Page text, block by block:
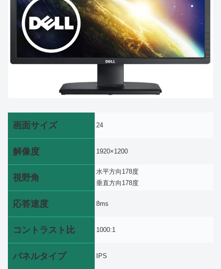
画面サイズ 24
解像度 1920×1200
視野角
水平方向178度
垂直方向178度
応答速度 8ms
コントラスト比 1000:1
パネルタイプ IPS